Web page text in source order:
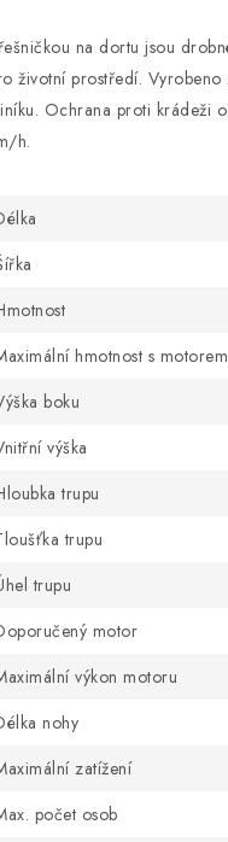
na dortu jsou
životní prostředí. Vyrobeno
Ochrana proti krádeži
h.
hmotnost s motorem
boku
výška
trupu
trupu
trupu
motor
výkon motoru
nohy
zatížení
počet osob